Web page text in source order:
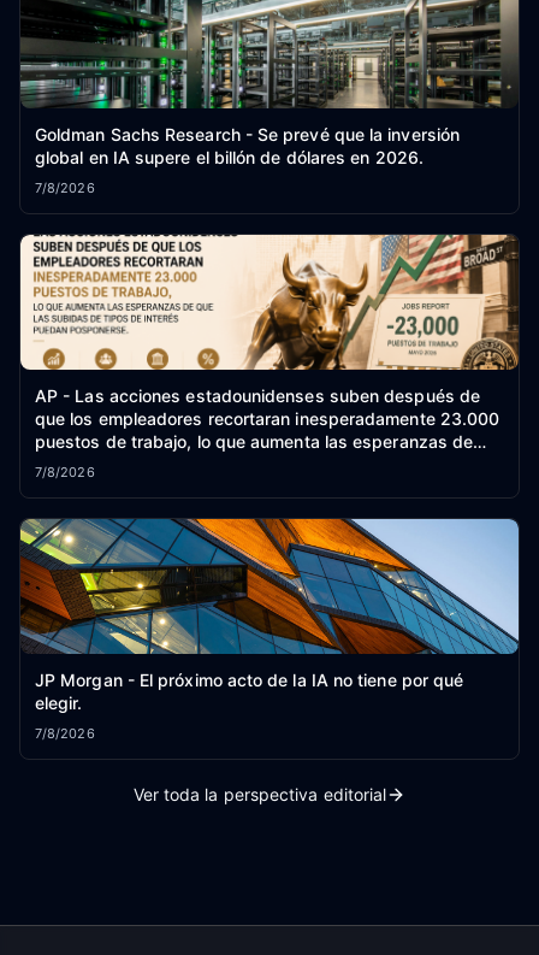
Goldman Sachs Research - Se prevé que la inversión
global en IA supere el billón de dólares en 2026.
7/8/2026
AP - Las acciones estadounidenses suben después de
que los empleadores recortaran inesperadamente 23.000
puestos de trabajo, lo que aumenta las esperanzas de
que las subidas de tipos de interés puedan posponerse.
7/8/2026
JP Morgan - El próximo acto de la IA no tiene por qué
elegir.
7/8/2026
Ver toda la perspectiva editorial